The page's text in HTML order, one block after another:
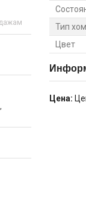
Тип
Цвет
Цена: